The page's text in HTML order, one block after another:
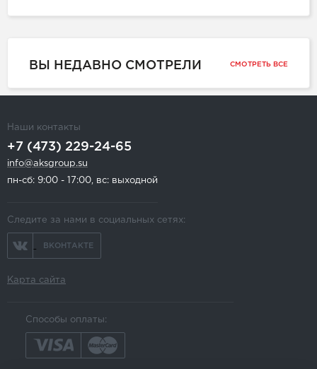
ВЫ НЕДАВНО СМОТРЕЛИ СМОТРЕТЬ ВСЕ
Наши контакты
+7 (473) 229-24-65
info@aksgroup.su
пн-сб: 9:00 - 17:00, вс: выходной
Следите за нами в социальных сетях:
ВКОНТАКТЕ
Карта сайта
Способы оплаты: